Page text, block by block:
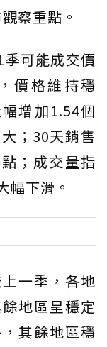
察重點。
可能成交價
價格維持穩
增加1.54個
；30天銷售
；成交量指
幅下滑。
一季，各地
地區呈穩定
其餘地區穩